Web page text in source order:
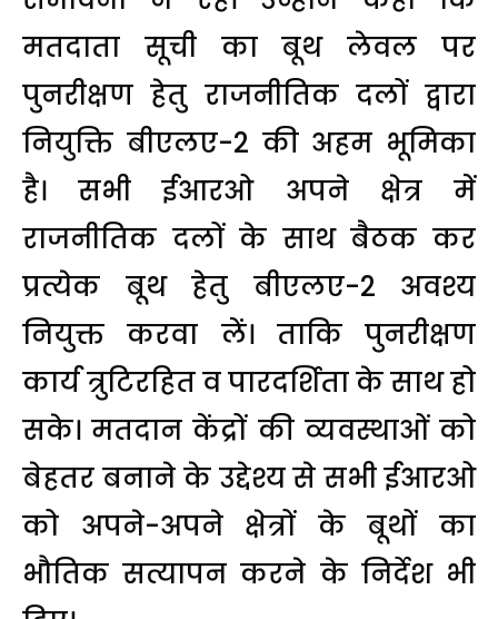
मतदाता सूची का बूथ लेवल पर
पुनरीक्षण हेतु राजनीतिक दलों द्वारा
नियुक्ति बीएलए-2 की अहम भूमिका
है। सभी ईआरओ अपने क्षेत्र में
राजनीतिक दलों के साथ बैठक कर
प्रत्येक बूथ हेतु बीएलए-2 अवश्य
नियुक्त करवा लें। ताकि पुनरीक्षण
कार्य त्रुटिरहित व पारदर्शिता के साथ हो
सके। मतदान केंद्रों की व्यवस्थाओं को
बेहतर बनाने के उद्देश्य से सभी ईआरओ
को अपने-अपने क्षेत्रों के बूथों का
भौतिक सत्यापन करने के निर्देश भी